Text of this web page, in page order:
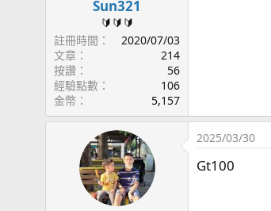
Sun321
🔰🔰🔰
註冊時間
2020/07/03
文章
214
按讚
56
經驗點數
106
金幣
5,157
2025/03/30
Gt100